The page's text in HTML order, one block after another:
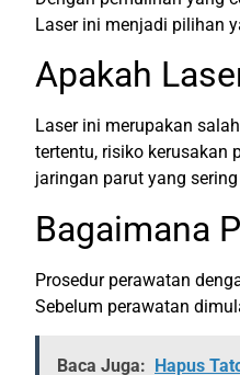
Laser ini menjadi pilihan
Apakah
Laser ini merupakan
tertentu, risiko kerusakan
jaringan parut yang
Bagaimana
Prosedur perawatan
Sebelum perawatan
Baca Juga: Hapus